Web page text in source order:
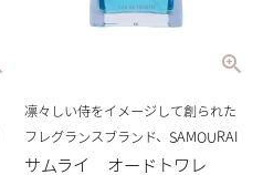
凛々しい侍をイメージして創られた
フレグランスブランド、SAMOURAI
サムライ オードトワレ